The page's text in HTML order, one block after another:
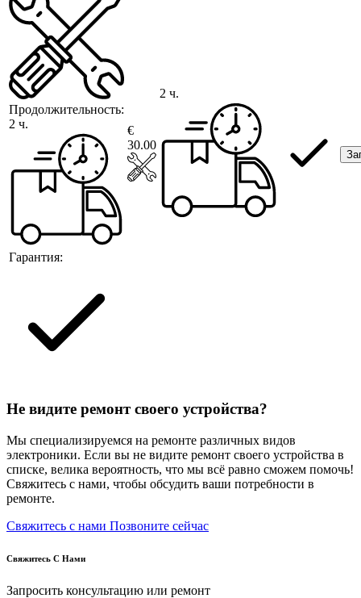
Продолжительность:
2 ч.
Гарантия:
€
30.00
2 ч.
Не видите ремонт своего устройства?
Мы специализируемся на ремонте различных видов
электроники. Если вы не видите ремонт своего устройства в
списке, велика вероятность, что мы всё равно сможем помочь!
Свяжитесь с нами, чтобы обсудить ваши потребности в
ремонте.
Свяжитесь с нами Позвоните сейчас
Свяжитесь С Нами
Запросить консультацию или ремонт